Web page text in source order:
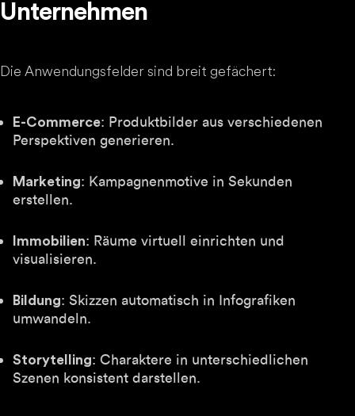
Unternehmen
Die Anwendungsfelder sind breit gefächert:
E-Commerce: Produktbilder aus verschiedenen
Perspektiven generieren.
Marketing: Kampagnenmotive in Sekunden
erstellen.
Immobilien: Räume virtuell einrichten und
visualisieren.
Bildung: Skizzen automatisch in Infografiken
umwandeln.
Storytelling: Charaktere in unterschiedlichen
Szenen konsistent darstellen.